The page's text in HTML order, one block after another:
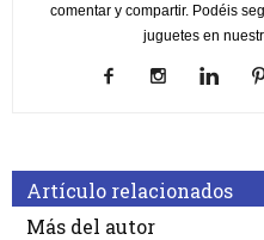
comentar y compartir. Podéis
juguetes en
Artículo relacionados
Más del autor